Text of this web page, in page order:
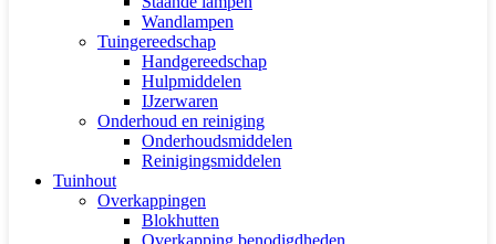
Wandlampen
Tuingereedschap
Handgereedschap
Hulpmiddelen
IJzerwaren
Onderhoud en reiniging
Onderhoudsmiddelen
Reinigingsmiddelen
Tuinhout
Overkappingen
Blokhutten
Overkapping benodigdheden